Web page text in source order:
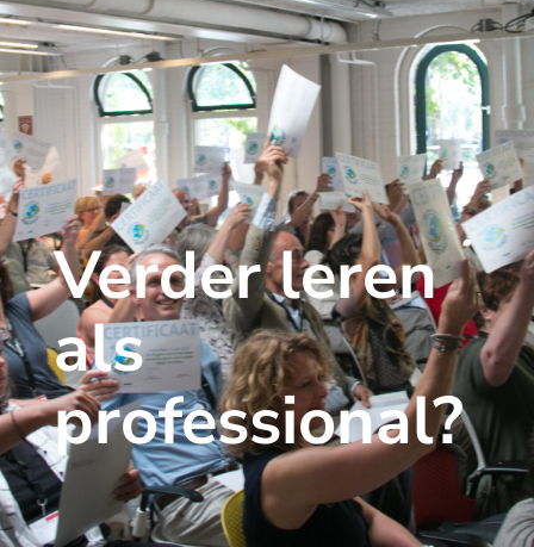
Verder leren
als
professional?